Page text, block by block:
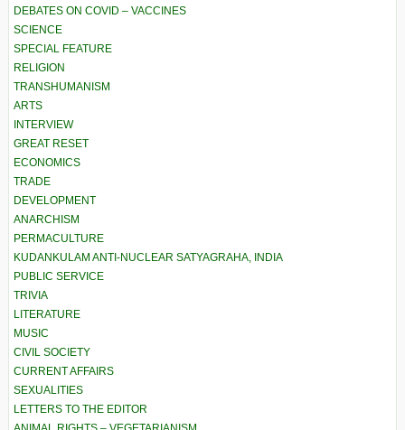
DEBATES ON COVID – VACCINES
SCIENCE
SPECIAL FEATURE
RELIGION
TRANSHUMANISM
ARTS
INTERVIEW
GREAT RESET
ECONOMICS
TRADE
DEVELOPMENT
ANARCHISM
PERMACULTURE
KUDANKULAM ANTI-NUCLEAR SATYAGRAHA, INDIA
PUBLIC SERVICE
TRIVIA
LITERATURE
MUSIC
CIVIL SOCIETY
CURRENT AFFAIRS
SEXUALITIES
LETTERS TO THE EDITOR